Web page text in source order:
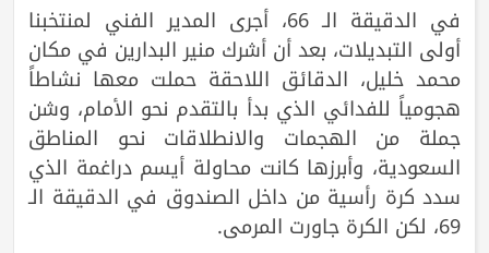
في الدقيقة الـ 66، أجرى المدير الفني لمنتخبنا
أولى التبديلات، بعد أن أشرك منير البدارين في مكان
محمد خليل، الدقائق اللاحقة حملت معها نشاطاً
هجومياً للفدائي الذي بدأ بالتقدم نحو الأمام، وشن
جملة من الهجمات والانطلاقات نحو المناطق
السعودية، وأبرزها كانت محاولة أيسم دراغمة الذي
سدد كرة رأسية من داخل الصندوق في الدقيقة الـ
69، لكن الكرة جاورت المرمى.